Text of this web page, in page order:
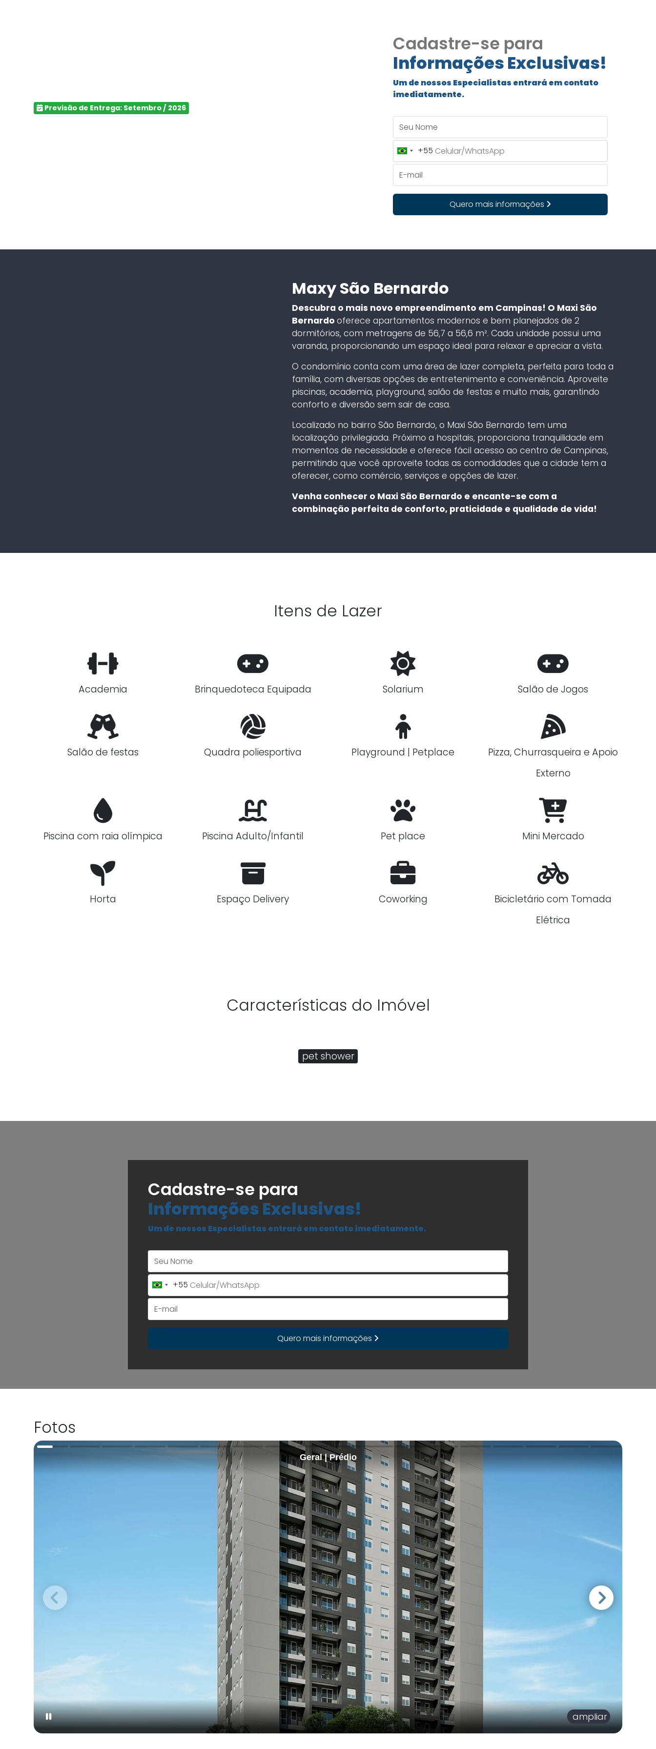
Previsão de Entrega: Setembro / 2026
Cadastre-se para
Informações Exclusivas!
Um de nossos Especialistas entrará em contato
imediatamente.
Brazil
+55
+55
Quero mais informações
Maxy São Bernardo
Descubra o mais novo empreendimento em Campinas! O Maxi São
Bernardo oferece apartamentos modernos e bem planejados de 2
dormitórios, com metragens de 56,7 a 56,6 m². Cada unidade possui uma
varanda, proporcionando um espaço ideal para relaxar e apreciar a vista.
O condomínio conta com uma área de lazer completa, perfeita para toda a
família, com diversas opções de entretenimento e conveniência. Aproveite
piscinas, academia, playground, salão de festas e muito mais, garantindo
conforto e diversão sem sair de casa.
Localizado no bairro São Bernardo, o Maxi São Bernardo tem uma
localização privilegiada. Próximo a hospitais, proporciona tranquilidade em
momentos de necessidade e oferece fácil acesso ao centro de Campinas,
permitindo que você aproveite todas as comodidades que a cidade tem a
oferecer, como comércio, serviços e opções de lazer.
Venha conhecer o Maxi São Bernardo e encante-se com a
combinação perfeita de conforto, praticidade e qualidade de vida!
Itens de Lazer
Academia Brinquedoteca Equipada Solarium Salão de Jogos
Salão de festas Quadra poliesportiva Playground | Petplace
Pizza, Churrasqueira e Apoio
Externo
Piscina com raia olímpica Piscina Adulto/Infantil Pet place Mini Mercado
Horta Espaço Delivery Coworking
Bicicletário com Tomada
Elétrica
Características do Imóvel
pet shower
Cadastre-se para
Informações Exclusivas!
Um de nossos Especialistas entrará em contato imediatamente.
Brazil
+55
+55
Quero mais informações
Fotos
Geral | Prédio
ampliar